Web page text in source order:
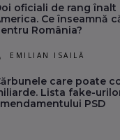
oficiali de rang înalt
Ce înseamnă
România?
EMILIAN ISAILĂ
care poate
Lista fake-
PSD